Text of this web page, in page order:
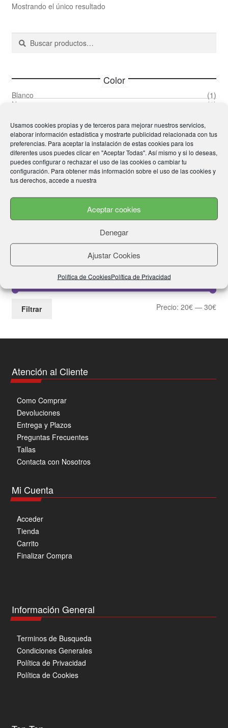
Usamos cookies propias y de terceros para mejorar nuestros servicios,
elaborar información estadística y mostrarte publicidad relacionada con tus
preferencias. Para aceptar la instalación de estas cookies para los
diferentes usos puedes clicar en "Aceptar Todas". Así mismo y si lo deseas,
puedes configurar o rechazar el uso de las cookies o cambiar tu
configuración. Para obtener más información sobre el uso de las cookies y
tus derechos, accede a nuestra
Aceptar cookies
Denegar
Ajustar Cookies
Política de CookiesPolítica de Privacidad
página
producto
Mostrando el único resultado
Buscar
por:
Buscar
Color
Blanco
(1)
Negro
(1)
Rosa
Size
36
(1)
37
(1)
38
39
(1)
42
(1)
44
(1)
Price
Filtrar Precio:20€ —30€
Atención al Cliente
Como Comprar
Devoluciones
Entrega y Plazos
Preguntas Frecuentes
Tallas
Contacta con Nosotros
Mi Cuenta
Acceder
Tienda
Carrito
Finalizar Compra
Información General
Terminos de Busqueda
Condiciones Generales
Política de Privacidad
Política de Cookies